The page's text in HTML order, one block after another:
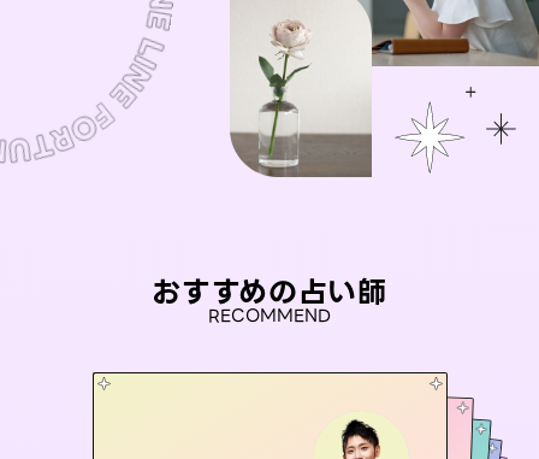
おすすめの占い師
RECOMMEND